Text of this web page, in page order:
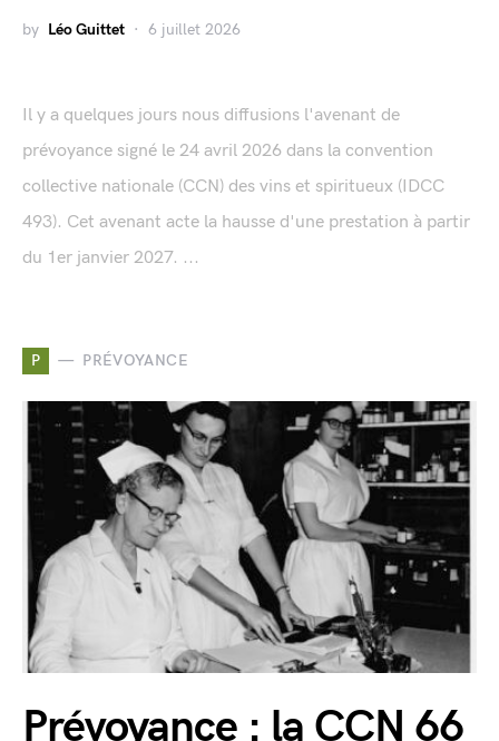
by Léo Guittet 6 juillet 2026
Il y a quelques jours nous diffusions l'avenant de
prévoyance signé le 24 avril 2026 dans la convention
collective nationale (CCN) des vins et spiritueux (IDCC
493). Cet avenant acte la hausse d'une prestation à partir
du 1er janvier 2027. ...
P PRÉVOYANCE
Prévoyance : la CCN 66